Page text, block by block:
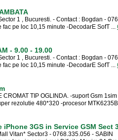
1 , Bucuresti. - Contact : Bogdan -
pe loc 10,15 minute -DecodarE SofT ...
- 9.00 - 19.00
1 , Bucuresti. - Contact : Bogdan -
pe loc 10,15 minute -DecodarE SofT ...
TIP OGLINDA. -suport Gsm
rezolutie 480*320 -procesor
iPhone 3GS in Service GSM Sect
Vitan* Sector3 - 0768.335.056 - SABIN